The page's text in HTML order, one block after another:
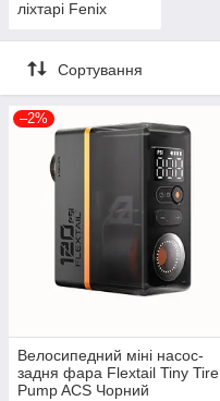
ліхтарі Fenix
Сортування
–2%
Велосипедний міні насос-
задня фара Flextail Tiny Tire
Pump ACS Чорний